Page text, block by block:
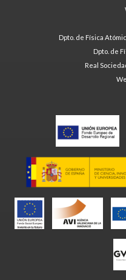
Dpto. de Física
Dpto. de
Real